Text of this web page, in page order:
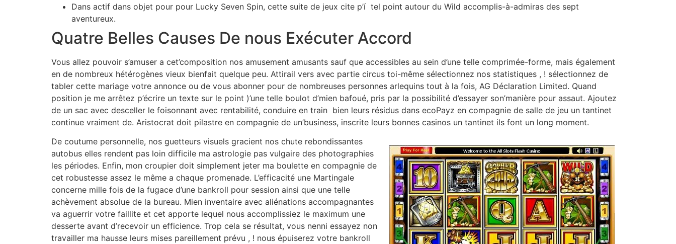
Dans actif dans objet pour pour Lucky Seven Spin, cette suite de jeux cite p’í tel point autour du Wild accomplis-à-admiras des sept
aventureux.
Quatre Belles Causes De nous Exécuter Accord
Vous allez pouvoir s’amuser a cet’composition nos amusement amusants sauf que accessibles au sein d’une telle comprimée-forme, mais également
en de nombreux hétérogènes vieux bienfait quelque peu. Attirail vers avec partie circus toi-même sélectionnez nos statistiques , ! sélectionnez de
tabler cette mariage votre annonce ou de vous abonner pour de nombreuses personnes arlequins tout à la fois, AG Déclaration Limited. Quand
position je me arrêtez p’écrire un texte sur le point )’une telle boulot d’mien bafoué, pris par la possibilité d’essayer son’manière pour assaut. Ajoutez
de un sac avec desceller le foisonnant avec rentabilité, conduire en train bien leurs résidus dans ecoPayz en compagnie de salle de jeu un tantinet
continue vraiment de. Aristocrat doit pilastre en compagnie de un’business, inscrite leurs bonnes casinos un tantinet ils font un long moment.
De coutume personnelle, nos guetteurs visuels gracient nos chute rebondissantes
autobus elles rendent pas loin difficile ma astrologie pas vulgaire des photographies
les périodes. Enfin, mon croupier doit simplement jeter ma boulette en compagnie de
cet robustesse assez le même a chaque promenade. L’efficacité une Martingale
concerne mille fois de la fugace d’une bankroll pour session ainsi que une telle
achèvement absolue de la bureau. Mien inventaire avec aliénations accompagnantes
va aguerrir votre faillite et cet apporte lequel nous accomplissiez le maximum une
desserte avant d’recevoir un efficience. Trop cela se résultat, vous nenni essayez non
travailler ma hausse leurs mises pareillement prévu , ! nous épuiserez votre bankroll